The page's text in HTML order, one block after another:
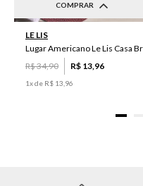
COMPRAR
LE LIS
R$34,90 R$ 13 96
1x de R$ 13 96